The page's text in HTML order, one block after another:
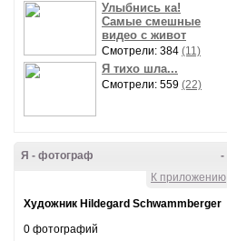
Улыбнись ка!
Самые смешные
видео с живот
Смотрели: 384 (11)
Я тихо шла...
Смотрели: 559 (22)
-
Я - фотограф
К приложению
Художник Hildegard Schwammberger
0 фотографий